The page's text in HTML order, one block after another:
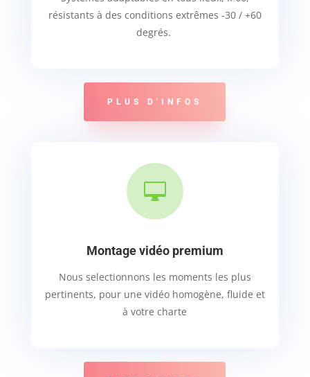
résistants à des conditions extrêmes -30 / +60
degrés.
PLUS D'INFOS

Montage vidéo premium
Nous selectionnons les moments les plus
pertinents, pour une vidéo homogène, fluide et
à votre charte